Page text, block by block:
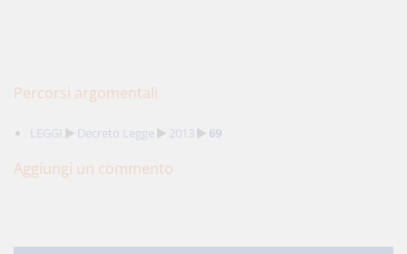
Percorsi argomentali
LEGGI Decreto Legge 2013 69
Aggiungi un commento